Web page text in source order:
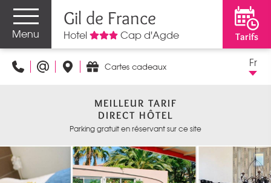
Menu
Gil de France
Hotel Cap d'Agde Tarifs
Cartes cadeaux Fr
MEILLEUR TARIF
DIRECT HÔTEL
Parking gratuit en réservant sur ce site